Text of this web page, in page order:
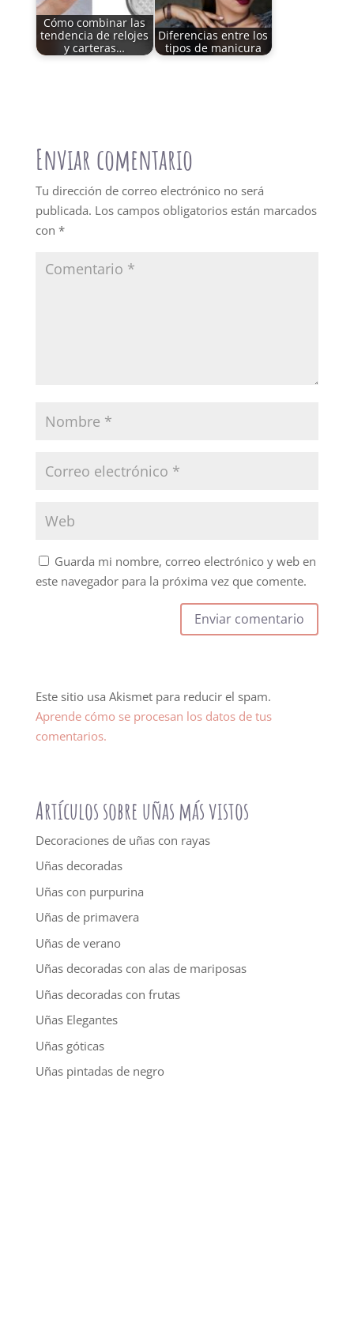
Cómo combinar las
tendencia de relojes
y carteras…
Diferencias entre los
tipos de manicura
Enviar comentario
Tu dirección de correo electrónico no será
publicada. Los campos obligatorios están marcados
con *
Guarda mi nombre, correo electrónico y web en
este navegador para la próxima vez que comente.
Este sitio usa Akismet para reducir el spam.
Aprende cómo se procesan los datos de tus
comentarios.
Artículos sobre uñas más vistos
Decoraciones de uñas con rayas
Uñas decoradas
Uñas con purpurina
Uñas de primavera
Uñas de verano
Uñas decoradas con alas de mariposas
Uñas decoradas con frutas
Uñas Elegantes
Uñas góticas
Uñas pintadas de negro